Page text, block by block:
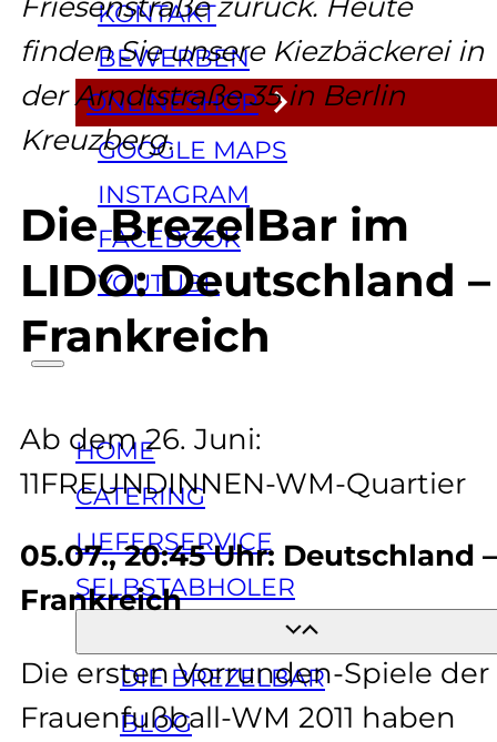
KONTAKT
BEWERBEN
ONLINESHOP
GOOGLE MAPS
INSTAGRAM
FACEBOOK
YOUTUBE
HOME
CATERING
LIEFERSERVICE
SELBSTABHOLER
DIE BREZELBAR
BLOG
finden Sie unsere Kiezbäckerei in
der Arndtstraße 35 in Berlin
Kreuzberg.
Die BrezelBar im
LIDO: Deutschland –
Frankreich
Ab dem 26. Juni:
11FREUNDINNEN-WM-Quartier
05.07., 20:45 Uhr: Deutschland –
Frankreich
Die ersten Vorrunden-Spiele der
Frauenfußball-WM 2011 haben